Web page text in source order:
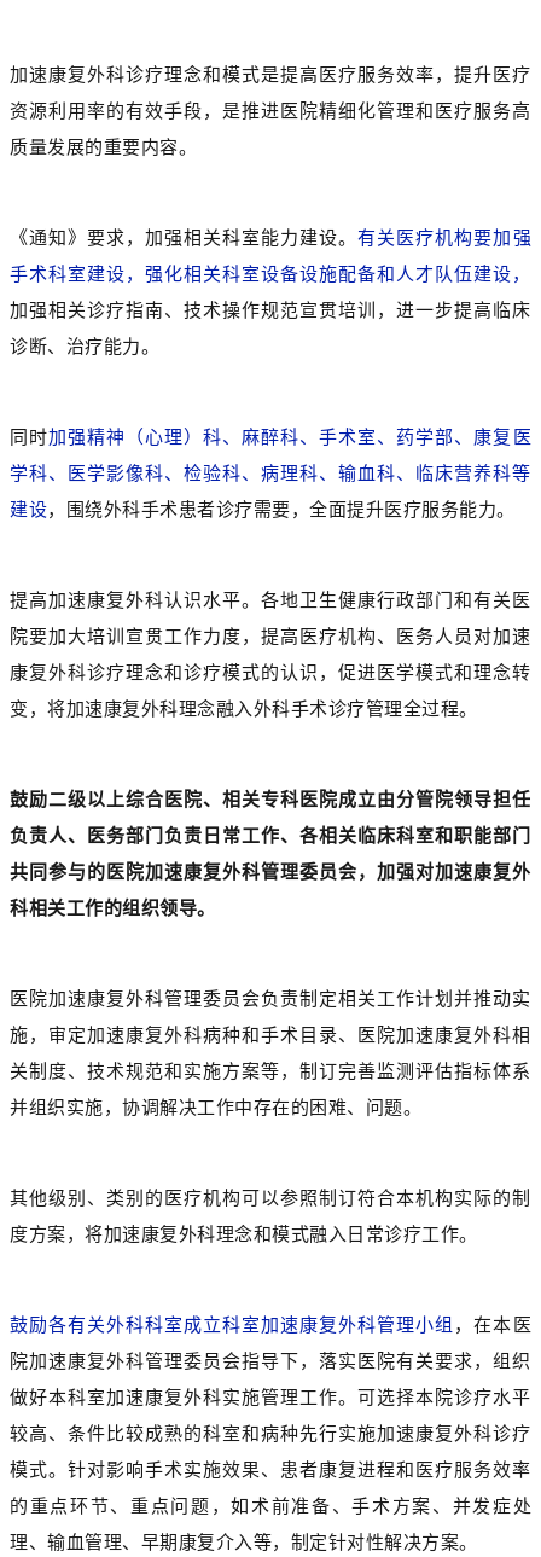
加速康复外科诊疗理念和模式是提高医疗服务效率，提升医疗
资源利用率的有效手段，是推进医院精细化管理和医疗服务高
质量发展的重要内容。
《通知》要求，加强相关科室能力建设。有关医疗机构要加强
手术科室建设，强化相关科室设备设施配备和人才队伍建设，
加强相关诊疗指南、技术操作规范宣贯培训，进一步提高临床
诊断、治疗能力。
同时加强精神（心理）科、麻醉科、手术室、药学部、康复医
学科、医学影像科、检验科、病理科、输血科、临床营养科等
建设，围绕外科手术患者诊疗需要，全面提升医疗服务能力。
提高加速康复外科认识水平。各地卫生健康行政部门和有关医
院要加大培训宣贯工作力度，提高医疗机构、医务人员对加速
康复外科诊疗理念和诊疗模式的认识，促进医学模式和理念转
变，将加速康复外科理念融入外科手术诊疗管理全过程。
鼓励二级以上综合医院、相关专科医院成立由分管院领导担任
负责人、医务部门负责日常工作、各相关临床科室和职能部门
共同参与的医院加速康复外科管理委员会，加强对加速康复外
科相关工作的组织领导。
医院加速康复外科管理委员会负责制定相关工作计划并推动实
施，审定加速康复外科病种和手术目录、医院加速康复外科相
关制度、技术规范和实施方案等，制订完善监测评估指标体系
并组织实施，协调解决工作中存在的困难、问题。
其他级别、类别的医疗机构可以参照制订符合本机构实际的制
度方案，将加速康复外科理念和模式融入日常诊疗工作。
鼓励各有关外科科室成立科室加速康复外科管理小组 ，在本医
院加速康复外科管理委员会指导下，落实医院有关要求，组织
做好本科室加速康复外科实施管理工作。可选择本院诊疗水平
较高、条件比较成熟的科室和病种先行实施加速康复外科诊疗
模式。针对影响手术实施效果、患者康复进程和医疗服务效率
的重点环节、重点问题，如术前准备、手术方案、并发症处
理、输血管理、早期康复介入等，制定针对性解决方案。